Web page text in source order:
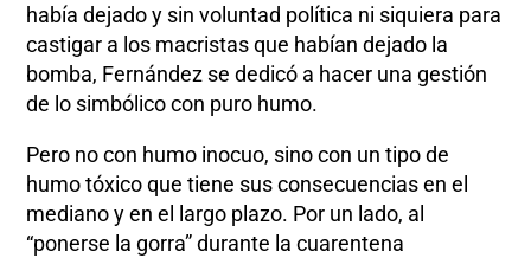
había dejado y sin voluntad política ni siquiera para
castigar a los macristas que habían dejado la
bomba, Fernández se dedicó a hacer una gestión
de lo simbólico con puro humo.
Pero no con humo inocuo, sino con un tipo de
humo tóxico que tiene sus consecuencias en el
mediano y en el largo plazo. Por un lado, al
“ponerse la gorra” durante la cuarentena